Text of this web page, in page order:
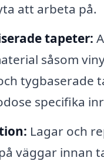
att arbeta på.
tapeter:
såsom
tygbaserade
specifika
Lagar och
väggar innan